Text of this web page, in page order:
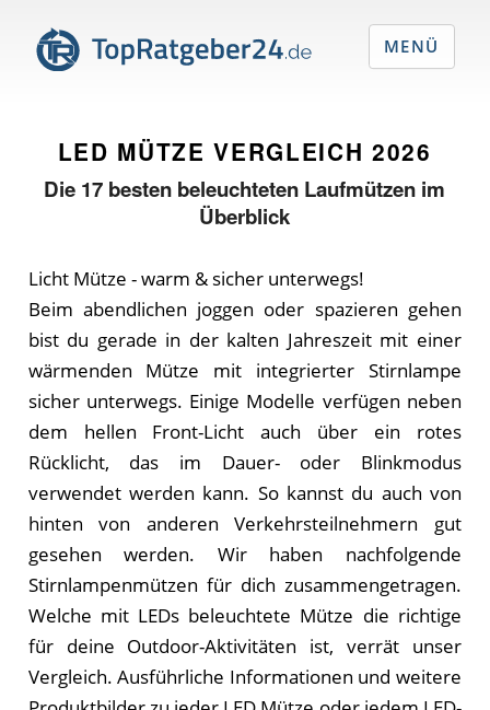
LED MÜTZE VERGLEICH 2026
Die 17 besten beleuchteten Laufmützen im
Überblick
Licht Mütze - warm & sicher unterwegs!
Beim abendlichen joggen oder spazieren gehen
bist du gerade in der kalten Jahreszeit mit einer
wärmenden Mütze mit integrierter Stirnlampe
sicher unterwegs. Einige Modelle verfügen neben
dem hellen Front-Licht auch über ein rotes
Rücklicht, das im Dauer- oder Blinkmodus
verwendet werden kann. So kannst du auch von
hinten von anderen Verkehrsteilnehmern gut
gesehen werden. Wir haben nachfolgende
Stirnlampenmützen für dich zusammengetragen.
Welche mit LEDs beleuchtete Mütze die richtige
für deine Outdoor-Aktivitäten ist, verrät unser
Vergleich. Ausführliche Informationen und weitere
MENÜ